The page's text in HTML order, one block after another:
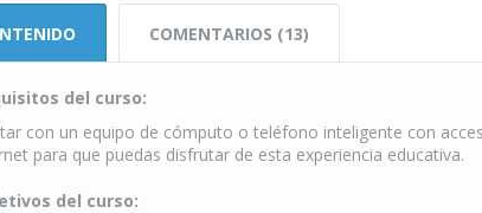
COMENTARIOS (13)
del curso:
con un equipo de cómputo o teléfono inteligente con
para que puedas disfrutar de esta experiencia educativa.
del curso: